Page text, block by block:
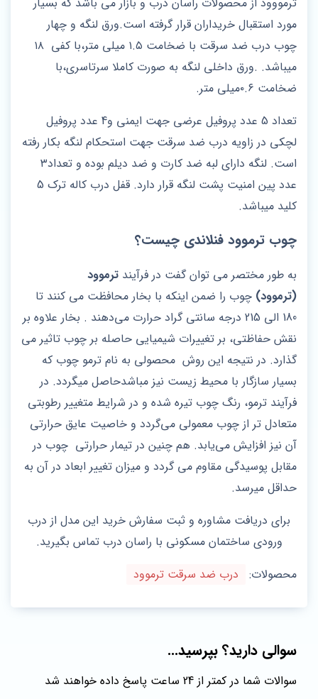
مورد استقبال خریداران قرار گرفته است.ورق لنگه و چهار
چوب درب ضد سرقت با ضخامت ۱.۵ میلی متر،با کفی ۱۸
میباشد. .ورق داخلی لنگه به صورت کاملا سرتاسری،با
ضخامت ۰.۶میلی متر.
تعداد 5 عدد پروفیل عرضی جهت ایمنی و4 عدد پروفیل
لچکی در زاویه درب ضد سرقت جهت استحکام لنگه بکار رفته
است. لنگه دارای لبه ضد کارت و ضد دیلم بوده و تعداد۳
عدد پین امنیت پشت لنگه قرار دارد‌. قفل درب کاله ترک 5
کلید میباشد.
چوب ترموود فنلاندی چیست؟
به طور مختصر می توان گفت در فرآیند ترموود
(ترموود) چوب را ضمن اینکه با بخار محافظت می کنند تا
180 الی 215 درجه سانتی گراد حرارت می‌دهند . بخار علاوه بر
نقش حفاظتی، بر تغییرات شیمیایی حاصله بر چوب تاثیر می
گذارد. در نتیجه این روش محصولی به نام ترمو چوب که
بسیار سازگار با محیط زیست نیز مباشدحاصل میگردد. در
فرآیند ترمو، رنگ چوب تیره شده و در شرایط متغییر رطوبتی
متعادل تر از چوب معمولی می‌گردد و خاصیت عایق حرارتی
آن نیز افزایش می‌یابد. هم چنین در تیمار حرارتی چوب در
مقابل پوسیدگی مقاوم می گردد و میزان تغییر ابعاد در آن به
حداقل میرسد.
برای دریافت مشاوره و ثبت سفارش خرید این مدل از درب
ورودی ساختمان مسکونی با راسان درب تماس بگیرید.
محصولات:
درب ضد سرقت ترموود
سوالی دارید؟ بپرسید...
سوالات شما در کمتر از 24 ساعت پاسخ داده خواهند شد